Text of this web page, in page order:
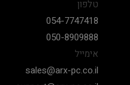
טלפון
054-7747418
050-8909888
אימייל
sales@arx-pc.co.il